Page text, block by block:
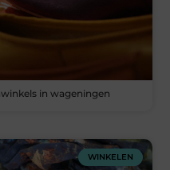
in wageningen
WINKELEN